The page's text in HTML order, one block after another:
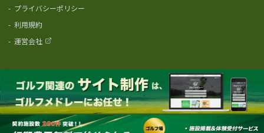
- プライバシーポリシー
- 利用規約
- 運営会社